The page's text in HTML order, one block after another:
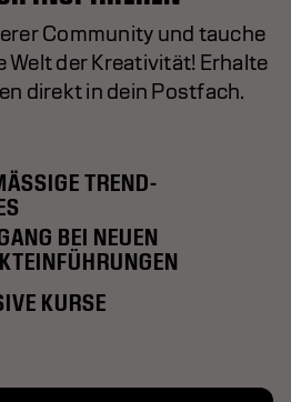
Community und tauche
Welt der Kreativität! Erhalte
direkt in dein Postfach.
TREND-U
BEI NEUEN
KURSE